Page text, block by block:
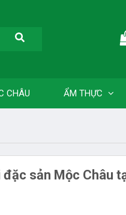
CHÂU ẨM THỰC
sản Mộc Châu